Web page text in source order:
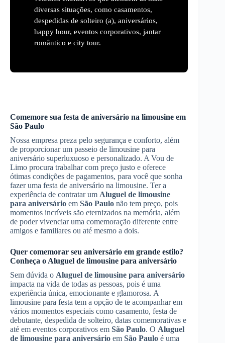
diversas situações, como casamentos,
despedidas de solteiro (a), aniversários,
happy hour, eventos corporativos, jantar
romântico e city tour.
Comemore sua festa de aniversário na limousine em
São Paulo
Nossa empresa preza pelo segurança e conforto, além
de proporcionar um passeio de limousine para
aniversário superluxuoso e personalizado. A Vou de
Limo procura trabalhar com preço justo e oferece
ótimas condições de pagamentos, para você que sonha
fazer uma festa de aniversário na limousine. Ter a
experiência de contratar um Aluguel de limousine
para aniversário em São Paulo não tem preço, pois
momentos incríveis são eternizados na memória, além
de poder vivenciar uma comemoração diferente entre
amigos e familiares ou até mesmo a dois.
Quer comemorar seu aniversário em grande estilo?
Conheça o Aluguel de limousine para aniversário
Sem dúvida o Aluguel de limousine para aniversário
impacta na vida de todas as pessoas, pois é uma
experiência única, emocionante e glamorosa. A
limousine para festa tem a opção de te acompanhar em
vários momentos especiais como casamento, festa de
debutante, despedida de solteiro, datas comemorativas e
até em eventos corporativos em São Paulo. O Aluguel
de limousine para aniversário em São Paulo é uma